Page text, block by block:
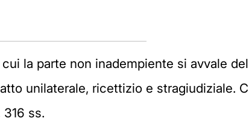
la parte non inadempiente si avvale
unilaterale, ricettizio e stragiudiziale.
316 ss.